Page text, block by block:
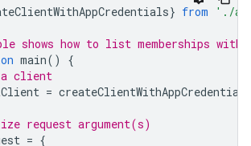
} from './
shows how to list memberships with
main()
{
client
= createClientWithAppCredentials
request argument(s)
= {